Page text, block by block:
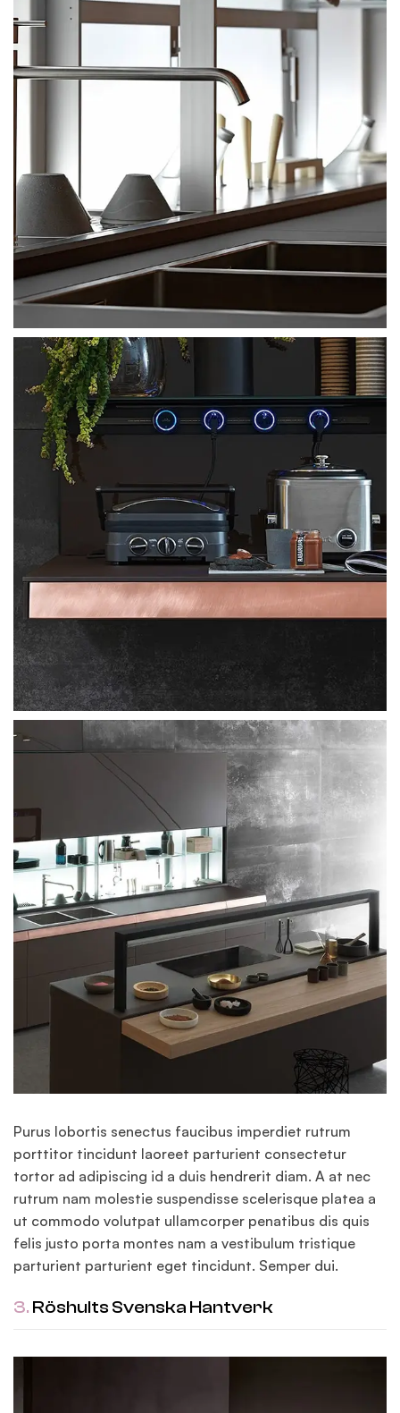
Purus lobortis senectus faucibus imperdiet rutrum
porttitor tincidunt laoreet parturient consectetur
tortor ad adipiscing id a duis hendrerit diam. A at nec
rutrum nam molestie suspendisse scelerisque platea a
ut commodo volutpat ullamcorper penatibus dis quis
felis justo porta montes nam a vestibulum tristique
parturient parturient eget tincidunt. Semper dui.
3. Röshults Svenska Hantverk